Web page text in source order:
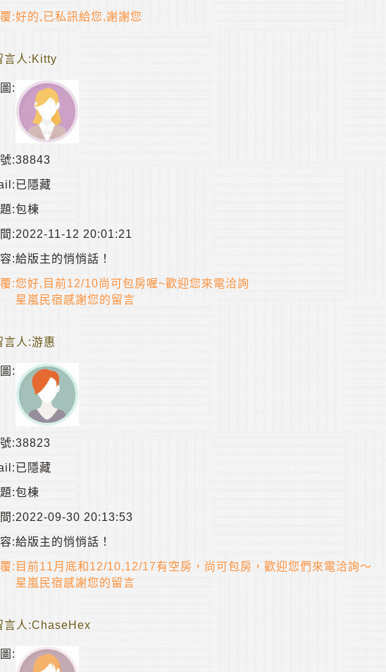
:好的,已私訊給您,謝謝您
言人: Kitty
:
:38843
已隱藏
:包棟
:2022-11-12 20:01:21
:給版主的悄悄話！
:您好,目前12/10尚可包房喔~歡迎您來電洽詢
星嵐民宿感謝您的留言
言人:游惠
:
:38823
已隱藏
:包棟
:2022-09-30 20:13:53
:給版主的悄悄話！
: 目前11月底和12/10,12/17有空房，尚可包房，歡迎您們來電洽詢～
星嵐民宿感謝您的留言
言人:ChaseHex
: